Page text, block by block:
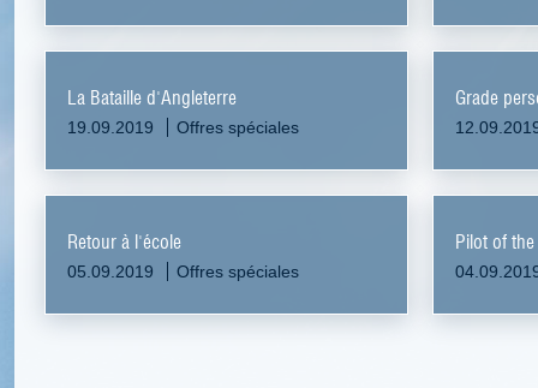
La Bataille d'Angleterre
19.09.2019 Offres spéciales
Grade
Retour à l'école
05.09.2019 Offres spéciales
Pilot of